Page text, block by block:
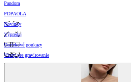
Pandora
PDPAOLA
Novinky
Výpredaj
Darčekové poukazy
Vzory pre gravírovanie